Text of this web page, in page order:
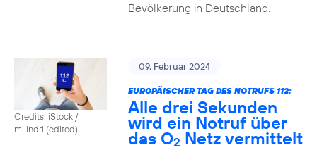
Bevölkerung in Deutschland.
Credits: iStock /
milindri (edited)
09. Februar 2024
EUROPÄISCHER TAG DES NOTRUFS 112:
Alle drei Sekunden
wird ein Notruf über
das O2 Netz vermittelt